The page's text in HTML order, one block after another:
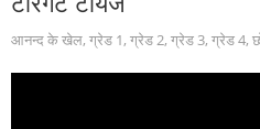
आनन्द के खेल, ग्रेड 1, ग्रेड 2, ग्रेड 3, ग्रेड 4,